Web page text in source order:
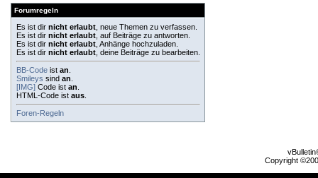
Forumregeln
Es ist dir nicht erlaubt , neue Themen zu verfassen.
Es ist dir nicht erlaubt , auf Beiträge zu antworten.
Es ist dir nicht erlaubt , Anhänge hochzuladen.
Es ist dir nicht erlaubt , deine Beiträge zu bearbeiten.
BB-Code ist an
Smileys sind an
[IMG] Code ist an
HTML-Code ist aus
Foren-Regeln
Copyright